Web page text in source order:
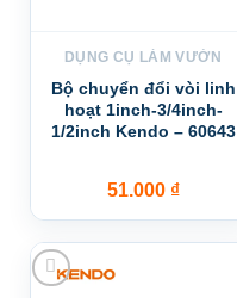
DỤNG CỤ LÀM VƯỜN
Bộ chuyển đổi vòi linh
hoạt 1inch-3/4inch-
1/2inch Kendo – 60643
51.000 ₫